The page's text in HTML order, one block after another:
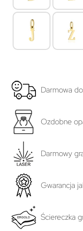
Darmowa
Ozdobne
Darmowy
Gwarancja
Ściereczka